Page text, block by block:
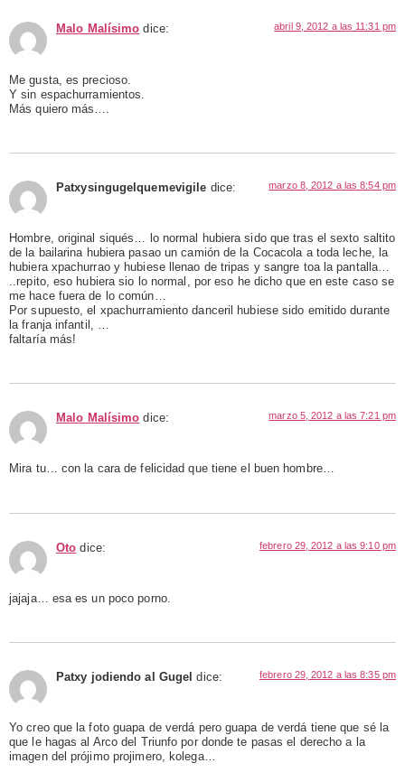
Malo Malísimo dice: abril 9, 2012 a las 11:31 pm
Me gusta, es precioso.
Y sin espachurramientos.
Más quiero más….
Patxysingugelquemevigile dice: marzo 8, 2012 a las 8:54 pm
Hombre, original siqués… lo normal hubiera sido que tras el sexto saltito
de la bailarina hubiera pasao un camión de la Cocacola a toda leche, la
hubiera xpachurrao y hubiese llenao de tripas y sangre toa la pantalla…
..repito, eso hubiera sio lo normal, por eso he dicho que en este caso se
me hace fuera de lo común…
Por supuesto, el xpachurramiento danceril hubiese sido emitido durante
la franja infantil, …
faltaría más!
Malo Malísimo dice: marzo 5, 2012 a las 7:21 pm
Mira tu… con la cara de felicidad que tiene el buen hombre…
Oto dice: febrero 29, 2012 a las 9:10 pm
jajaja… esa es un poco porno.
Patxy jodiendo al Gugel dice: febrero 29, 2012 a las 8:35 pm
Yo creo que la foto guapa de verdá pero guapa de verdá tiene que sé la
que le hagas al Arco del Triunfo por donde te pasas el derecho a la
imagen del prójimo projimero, kolega…